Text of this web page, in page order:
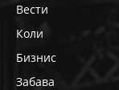
Вести
Коли
Бизнис
Забава